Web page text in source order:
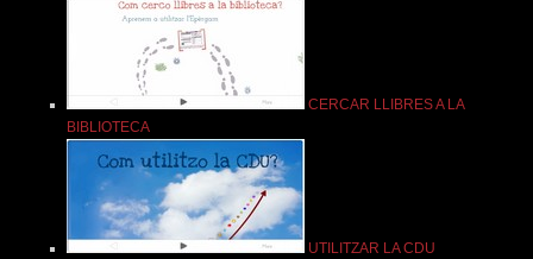
CERCAR LLIBRES A LA
BIBLIOTECA
UTILITZAR LA CDU